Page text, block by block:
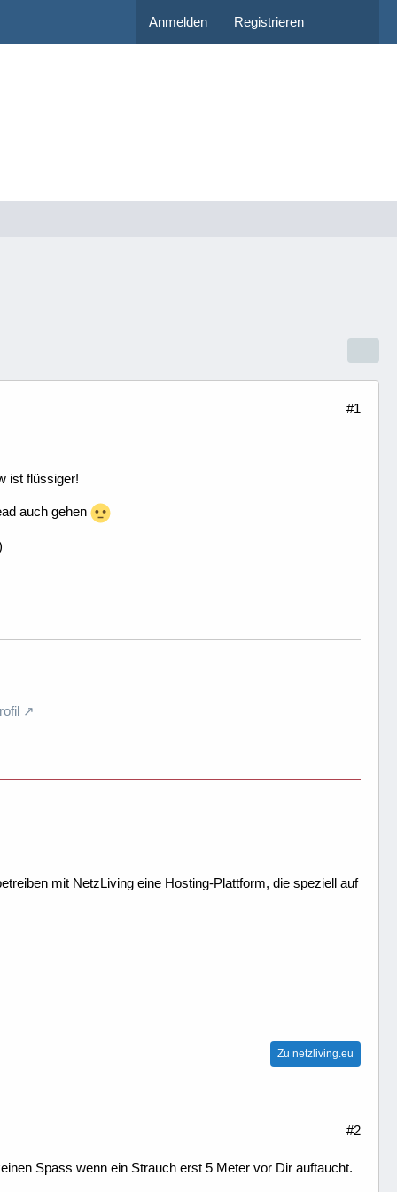
Anmelden Registrieren
#1
ist flüssiger!
auch gehen
mit NetzLiving eine Hosting-Plattform, die speziell auf
Zu netzliving.eu
#2
Spass wenn ein Strauch erst 5 Meter vor Dir auftaucht.